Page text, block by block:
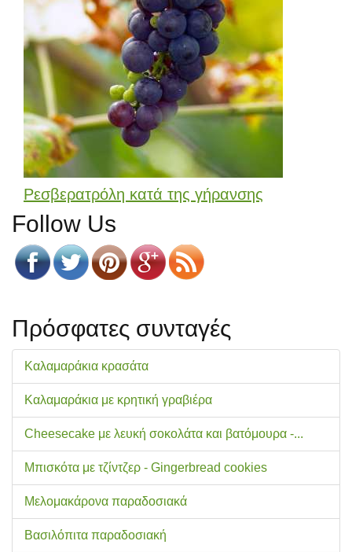
Ρεσβερατρόλη κατά της γήρανσης
Follow Us
Πρόσφατες συνταγές
Καλαμαράκια κρασάτα
Καλαμαράκια με κρητική γραβιέρα
Cheesecake με λευκή σοκολάτα και βατόμουρα -...
Μπισκότα με τζίντζερ - Gingerbread cookies
Μελομακάρονα παραδοσιακά
Βασιλόπιτα παραδοσιακή